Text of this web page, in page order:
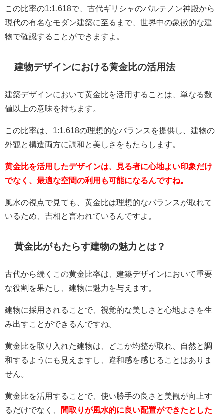
この比率の1:1.618で、古代ギリシャのパルテノン神殿から
現代の有名なモダン建築に至るまで、世界中の象徴的な建
物で確認することができますよ。
建物デザインにおける黄金比の活用法
建築デザインにおいて黄金比を活用することは、単なる数
値以上の意味を持ちます。
この比率は、1:1.618の理想的なバランスを提供し、建物の
外観と構造両方に調和と美しさをもたらします。
黄金比を活用したデザインは、見る者に心地よい印象だけ
でなく、最適な空間の利用も可能になるんですね。
風水の視点で見ても、黄金比は理想的なバランスが取れて
いるため、吉相と言われているんですよ。
黄金比がもたらす建物の魅力とは？
古代から続くこの黄金比率は、建築デザインにおいて重要
な役割を果たし、建物に魅力を与えます。
建物に採用されることで、視覚的な美しさと心地よさを生
み出すことができるんですね。
黄金比を取り入れた建物は、どこか均整が取れ、自然と調
和するようにも見えますし、違和感を感じることはありま
せん。
黄金比を活用することで、使い勝手の良さと美観が向上す
るだけでなく、
間取りが風水的に良い配置ができたとした